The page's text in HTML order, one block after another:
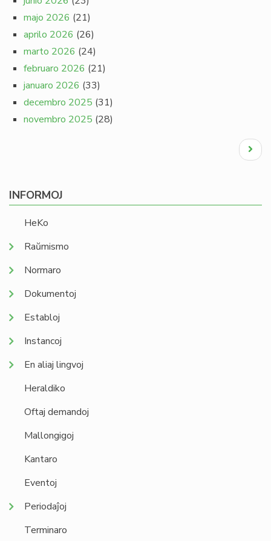
majo 2026 (21)
aprilo 2026 (26)
marto 2026 (24)
februaro 2026 (21)
januaro 2026 (33)
decembro 2025 (31)
novembro 2025 (28)
Next
page
INFORMOJ
HeKo
Raŭmismo
Normaro
Dokumentoj
Establoj
Instancoj
En aliaj lingvoj
Heraldiko
Oftaj demandoj
Mallongigoj
Kantaro
Eventoj
Periodaĵoj
Terminaro